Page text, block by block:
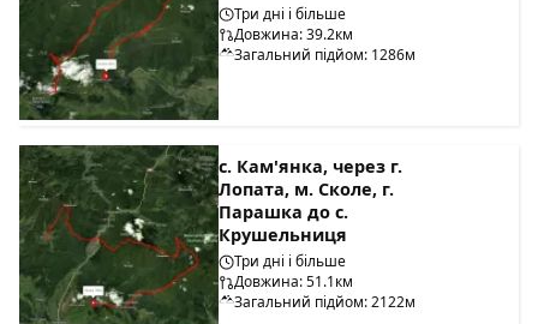
Три дні і більше
Довжина: 39.2км
Загальний підйом: 1286м
с. Кам'янка, через г.
Лопата, м. Сколе, г.
Парашка до с.
Крушельниця
Три дні і більше
Довжина: 51.1км
Загальний підйом: 2122м